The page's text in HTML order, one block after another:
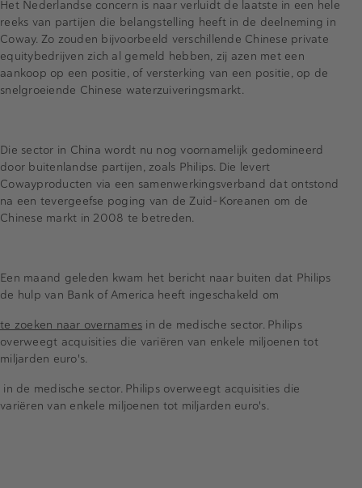
Het Nederlandse concern is naar verluidt de laatste in een hele
reeks van partijen die belangstelling heeft in de deelneming in
Coway. Zo zouden bijvoorbeeld verschillende Chinese private
equitybedrijven zich al gemeld hebben, zij azen met een
aankoop op een positie, of versterking van een positie, op de
snelgroeiende Chinese waterzuiveringsmarkt.
Die sector in China wordt nu nog voornamelijk gedomineerd
door buitenlandse partijen, zoals Philips. Die levert
Cowayproducten via een samenwerkingsverband dat ontstond
na een tevergeefse poging van de Zuid-Koreanen om de
Chinese markt in 2008 te betreden.
Een maand geleden kwam het bericht naar buiten dat Philips
de hulp van Bank of America heeft ingeschakeld om
te zoeken naar overnames in de medische sector. Philips
overweegt acquisities die variëren van enkele miljoenen tot
miljarden euro's.
in de medische sector. Philips overweegt acquisities die
variëren van enkele miljoenen tot miljarden euro's.